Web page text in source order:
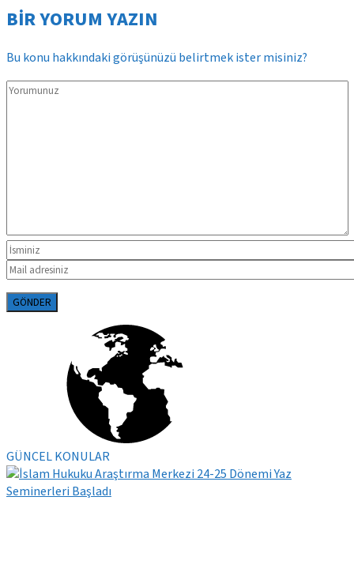
BİR YORUM YAZIN
Bu konu hakkındaki görüşünüzü belirtmek ister misiniz?
GÜNCEL KONULAR